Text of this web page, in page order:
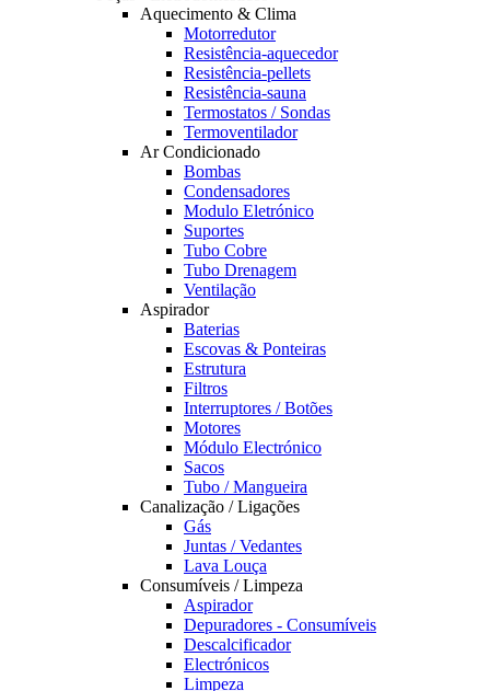
Aquecimento & Clima
Motorredutor
Resistência-aquecedor
Resistência-pellets
Resistência-sauna
Termostatos / Sondas
Termoventilador
Ar Condicionado
Bombas
Condensadores
Modulo Eletrónico
Suportes
Tubo Cobre
Tubo Drenagem
Ventilação
Aspirador
Baterias
Escovas & Ponteiras
Estrutura
Filtros
Interruptores / Botões
Motores
Módulo Electrónico
Sacos
Tubo / Mangueira
Canalização / Ligações
Gás
Juntas / Vedantes
Lava Louça
Consumíveis / Limpeza
Aspirador
Depuradores - Consumíveis
Descalcificador
Electrónicos
Limpeza